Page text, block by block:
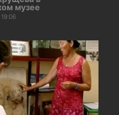
музее